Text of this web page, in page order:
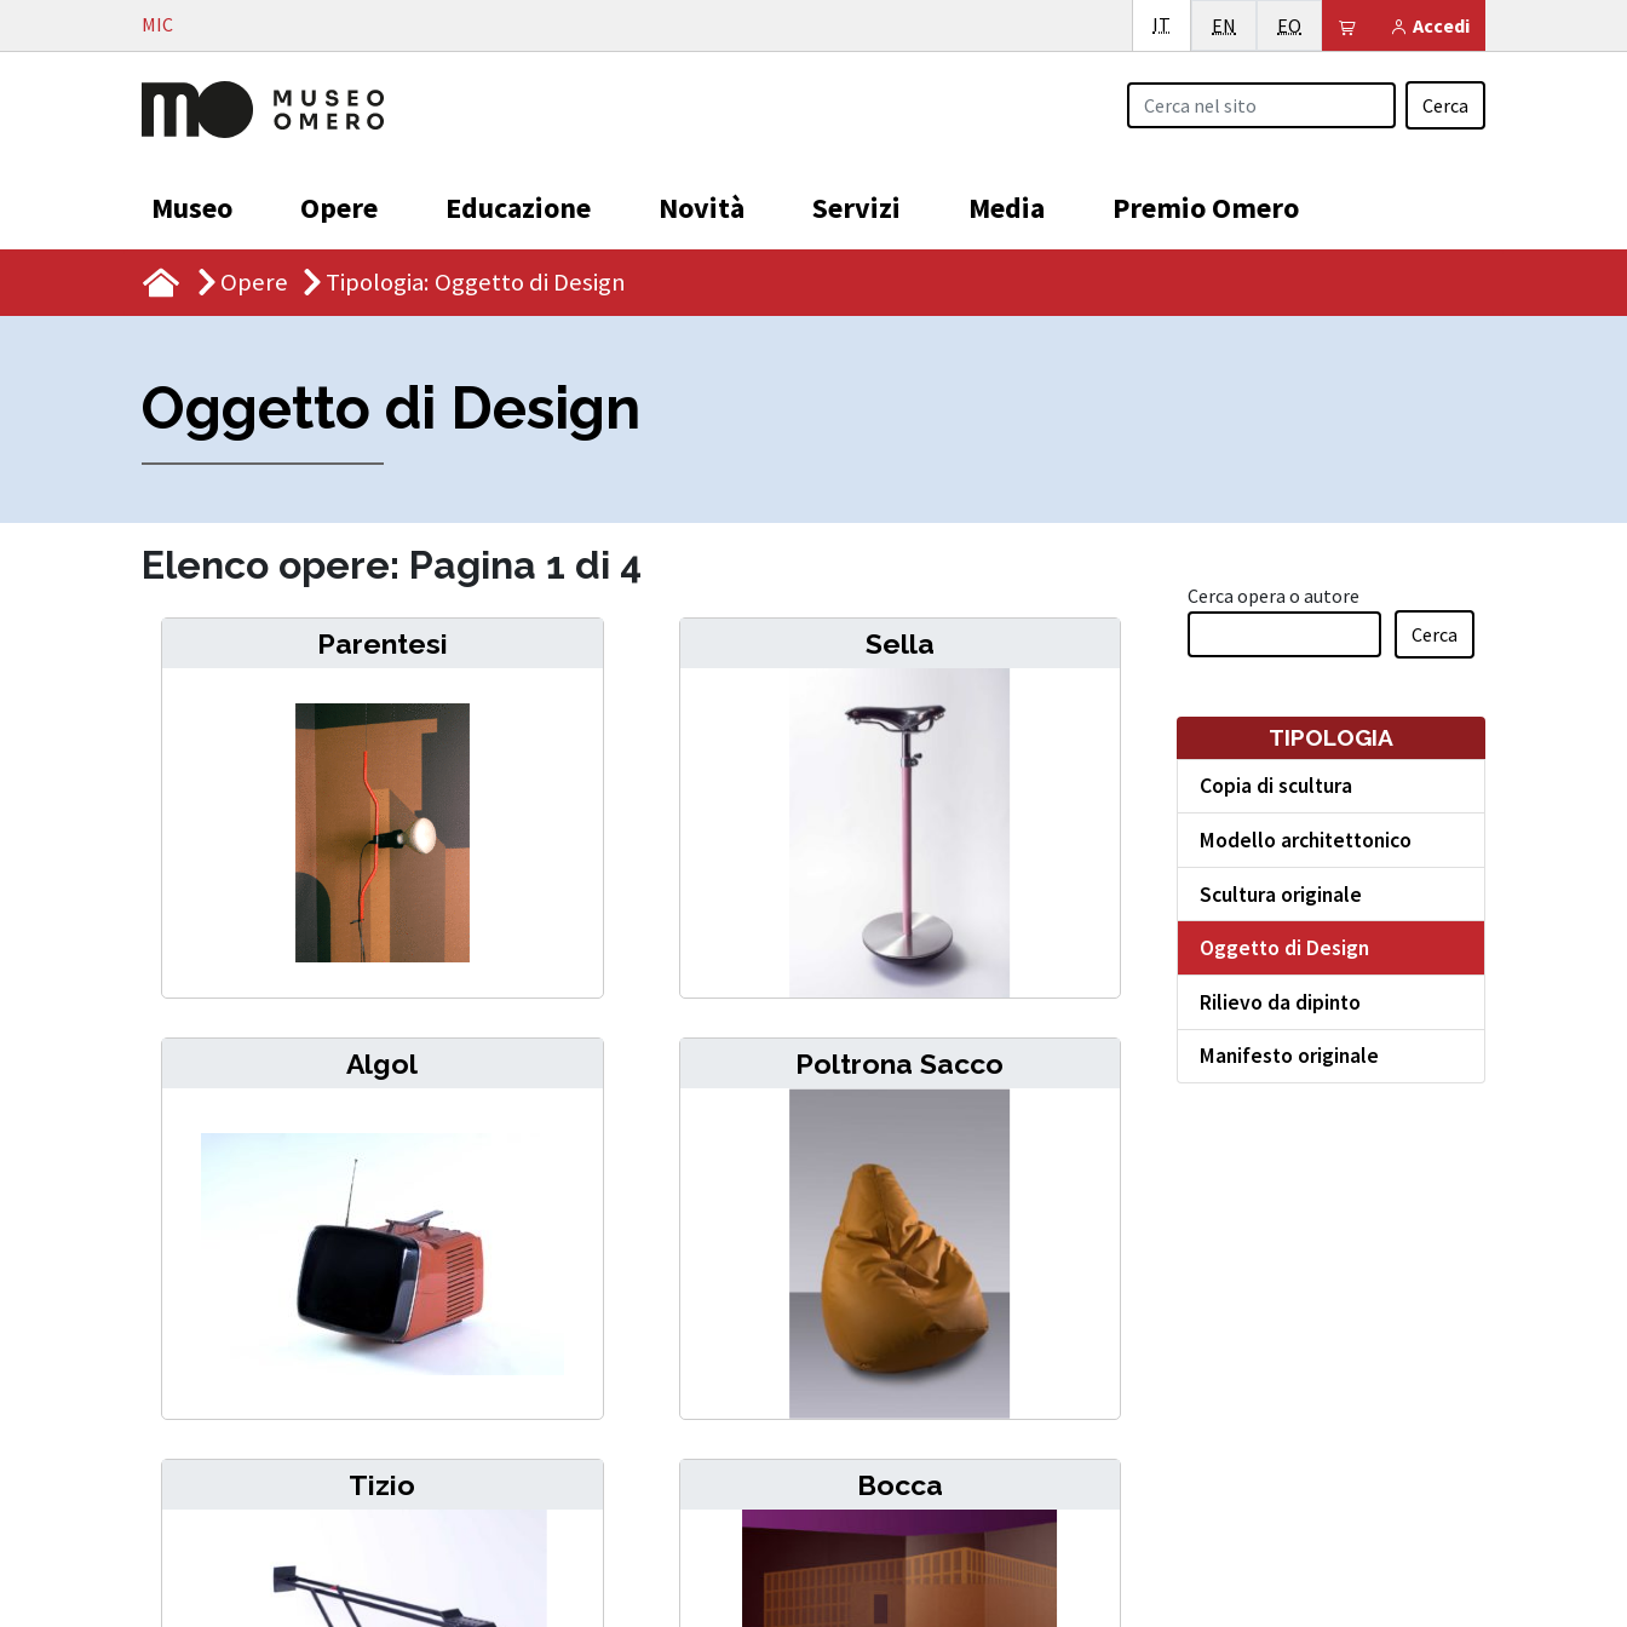
Vai al contenutoMIC Accedi
Il tuo carrello è vuoto
IT Italiano
EN English
EO Esperanto
Cerca
Museo Opere Educazione Novità Servizi Media Premio Omero
Opere Tipologia: Oggetto di Design
Oggetto di Design
Elenco opere: Pagina 1 di 4
Parentesi Sella
Algol Poltrona Sacco
Tizio Bocca
Cerca opera o autore
Cerca
TIPOLOGIA
Copia di scultura
Modello architettonico
Scultura originale
Oggetto di Design
Rilievo da dipinto
Manifesto originale